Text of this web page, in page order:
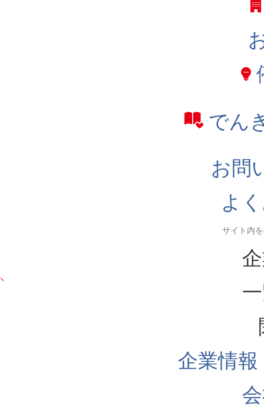
でん
お問
よ
企業情